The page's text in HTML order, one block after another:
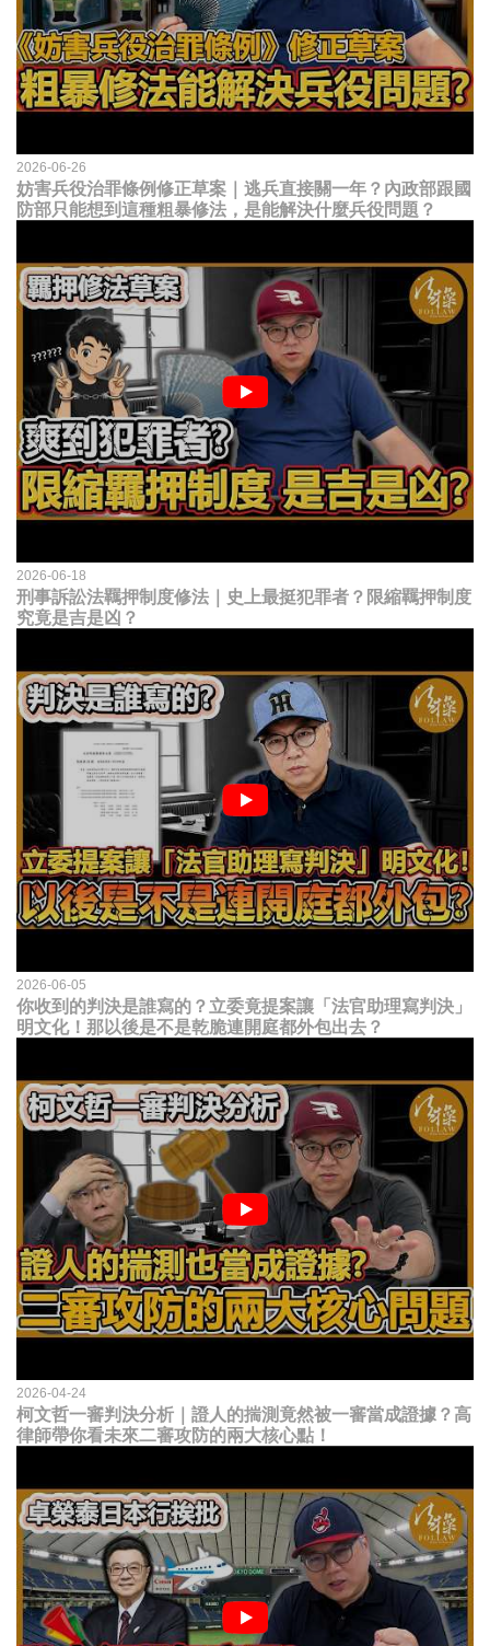
2026-06-26
妨害兵役治罪條例修正草案｜逃兵直接關一年？內政部跟國
防部只能想到這種粗暴修法，是能解決什麼兵役問題？
2026-06-18
刑事訴訟法羈押制度修法｜史上最挺犯罪者？限縮羈押制度
究竟是吉是凶？
2026-06-05
你收到的判決是誰寫的？立委竟提案讓「法官助理寫判決」
明文化！那以後是不是乾脆連開庭都外包出去？
2026-04-24
柯文哲一審判決分析｜證人的揣測竟然被一審當成證據？高
律師帶你看未來二審攻防的兩大核心點！